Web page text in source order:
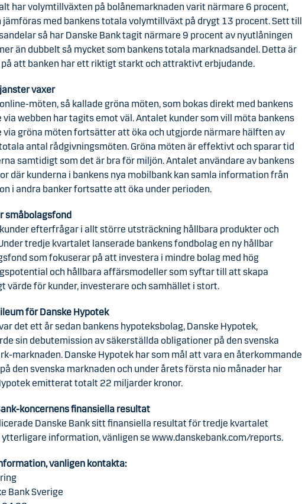
har volymtillväxten på bolånemarknaden varit närmare 6 procent,
jämföras med bankens totala volymtillväxt på drygt 13 procent. Sett till
så har Danske Bank tagit närmare 9 procent av nyutlåningen
än dubbelt så mycket som bankens totala marknadsandel. Detta är
att banken har ett riktigt starkt och attraktivt erbjudande.
växer
möten, så kallade gröna möten, som bokas direkt med bankens
via webben har tagits emot väl. Antalet kunder som vill möta bankens
via gröna möten fortsätter att öka och utgjorde närmare hälften av
antal rådgivningsmöten. Gröna möten är effektivt och sparar tid
samtidigt som det är bra för miljön. Antalet användare av bankens
där kunderna i bankens nya mobilbank kan samla information från
i andra banker fortsatte att öka under perioden.
småbolagsfond
efterfrågar i allt större utsträckning hållbara produkter och
tredje kvartalet lanserade bankens fondbolag en ny hållbar
som fokuserar på att investera i mindre bolag med hög
och hållbara affärsmodeller som syftar till att skapa
värde för kunder, investerare och samhället i stort.
för Danske Hypotek
det ett år sedan bankens hypoteksbolag, Danske Hypotek,
sin debutemission av säkerställda obligationer på den svenska
marknaden. Danske Hypotek har som mål att vara en återkommande
den svenska marknaden och under årets första nio månader har
emitterat totalt 22 miljarder kronor.
koncernens finansiella resultat
Danske Bank sitt finansiella resultat för tredje kvartalet
ytterligare information, vänligen se www.danskebank.com/reports.
vänligen kontakta:
Bank Sverige